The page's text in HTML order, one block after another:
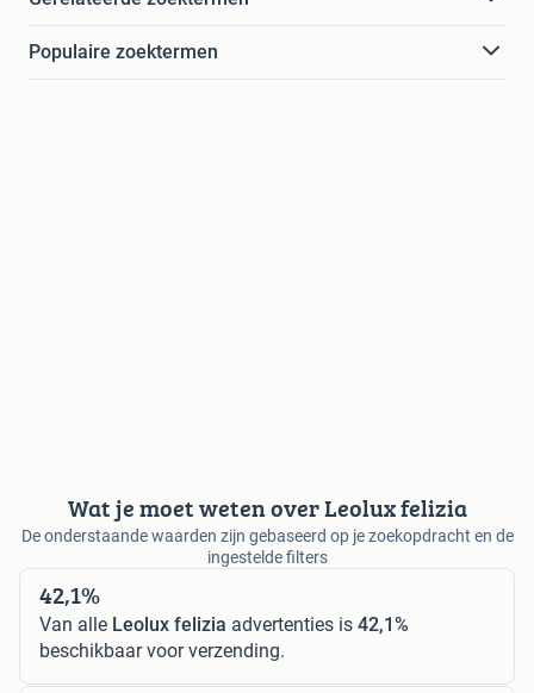
Populaire zoektermen
Wat je moet weten over Leolux felizia
De onderstaande waarden zijn gebaseerd op je zoekopdracht en de
ingestelde filters
42,1%
Van alle Leolux felizia advertenties is 42,1%
beschikbaar voor verzending.